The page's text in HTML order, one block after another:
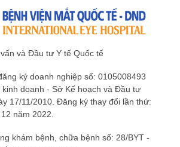
và Đầu tư Y tế Quốc tế
ký doanh nghiệp số: 0105008493
doanh - Sở Kế hoạch và Đầu tư
17/11/2010. Đăng ký thay đổi lần thứ:
năm 2022.
khám bệnh, chữa bệnh số: 28/BYT -